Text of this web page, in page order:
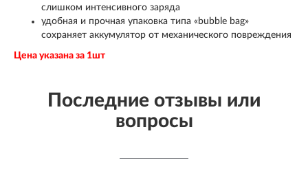
слишком интенсивного заряда
удобная и прочная упаковка типа «bubble bag»
сохраняет аккумулятор от механического повреждения
Цена указана за 1шт
Последние отзывы или
вопросы